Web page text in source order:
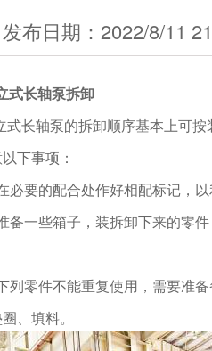
发布日期：2022/8/11
式长轴泵拆卸
式长轴泵的拆卸顺序基本上可
下事项：
必要的配合处作好相配标记，
备一些箱子，装拆卸下来的零
列零件不能重复使用，需要准
、填料。